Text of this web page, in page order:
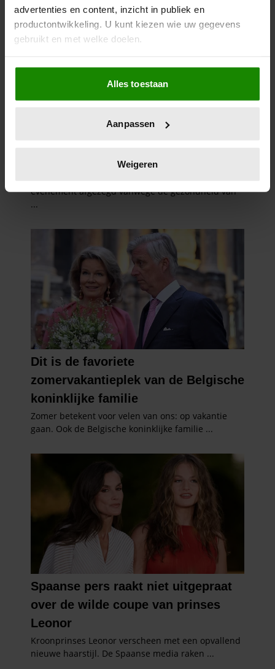
advertenties en content, inzicht in publiek en
productontwikkeling. U kunt kiezen wie uw gegevens
gebruikt en met welke doelen.
Als u het toestaat, willen we ook graag:
Informatie verzamelen over uw geografische
locatie, die tot een paar meter nauwkeurig kan zijn
scannen op specifieke eigenschappen (fingerprinting)
verwerkt en stel uw voorkeuren in het
intrekken in de Cookieverklaring.
personaliseren, om functies voor social media te bieden
en om ons websiteverkeer te analyseren. Ook delen we
informatie over uw gebruik van onze site met onze
partners voor social media, adverteren en analyse. Deze
partners kunnen deze gegevens combineren met andere
informatie die u aan ze heeft verstrekt of die ze hebben
verzameld op basis van uw gebruik van hun services. U
gaat akkoord met onze cookies als u onze website blijft
gebruiken.
Alles toestaan
Aanpassen
Weigeren